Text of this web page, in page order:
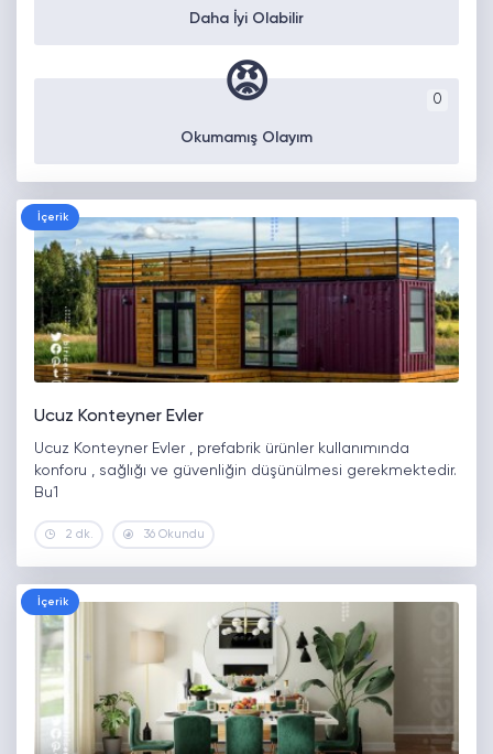
Daha İyi Olabilir
0
😡
Okumamış Olayım
İçerik
Ucuz Konteyner Evler
Ucuz Konteyner Evler , prefabrik ürünler kullanımında
konforu , sağlığı ve güvenliğin düşünülmesi gerekmektedir.
Bu1
2 dk. 36 Okundu
İçerik